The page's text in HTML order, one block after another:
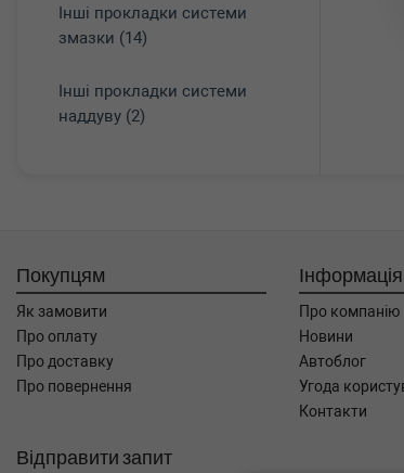
Інші прокладки системи
змазки (14)
Інші прокладки системи
наддуву (2)
Покупцям
Як замовити
Про оплату
Про доставку
Про повернення
Інформація
Про компанію
Новини
Автоблог
Угода
Контакти
Відправити запит